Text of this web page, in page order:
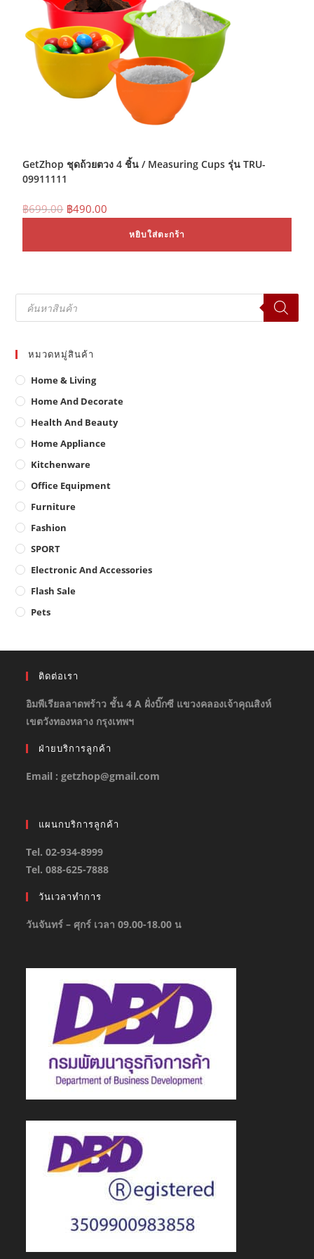
GetZhop ชุดถ้วยตวง 4 ชิ้น / Measuring Cups รุ่น TRU-
09911111
฿699.00 Original
price
฿490.00
price
หยิบใส่ตะกร้า
Products
search
หมวดหมู่สินค้า
Home & Living
Home And Decorate
Health And Beauty
Home Appliance
Kitchenware
Office Equipment
Furniture
Fashion
SPORT
Electronic And Accessories
Flash Sale
Pets
ติดต่อเรา
อิมพีเรียลลาดพร้าว ชั้น 4 A ฝั่งบิ๊กซี แขวงคลองเจ้าคุณสิงห์
เขตวังทองหลาง กรุงเทพฯ
ฝ่ายบริการลูกค้า
Email : getzhop@gmail.com
แผนกบริการลูกค้า
Tel. 02-934-8999
Tel. 088-625-7888
วันเวลาทำการ
วันจันทร์ – ศุกร์ เวลา 09.00-18.00 น